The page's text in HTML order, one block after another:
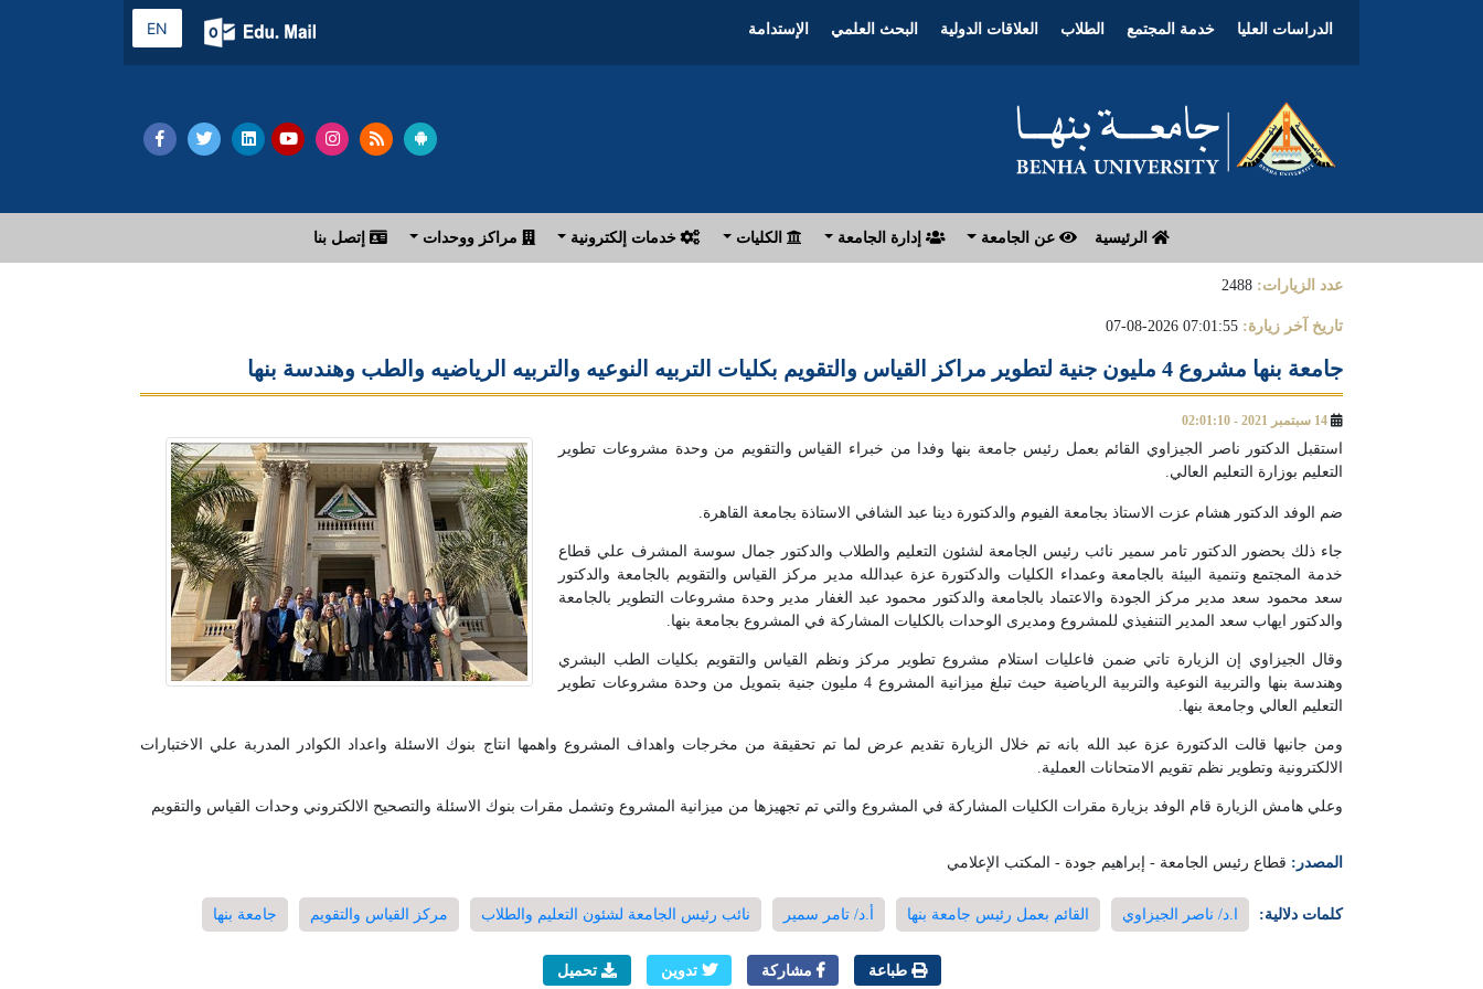
الدراسات العليا خدمة المجتمع الطلاب العلاقات الدولية البحث العلمي الإستدامة EN
الرئيسية عن الجامعة إدارة الجامعة الكليات خدمات إلكترونية مراكز ووحدات إتصل بنا
عدد الزيارات: 2488
تاريخ آخر زيارة: 07:01:55 2026-08-07
جامعة بنها مشروع 4 مليون جنية لتطوير مراكز القياس والتقويم بكليات التربيه النوعيه والتربيه الرياضيه والطب وهندسة بنها
استقبل الدكتور ناصر الجيزاوي القائم بعمل رئيس جامعة بنها وفدا من خبراء القياس والتقويم من وحدة مشروعات تطوير
التعليم بوزارة التعليم العالي.
ضم الوفد الدكتور هشام عزت الاستاذ بجامعة الفيوم والدكتورة دينا عبد الشافي الاستاذة بجامعة القاهرة.
جاء ذلك بحضور الدكتور تامر سمير نائب رئيس الجامعة لشئون التعليم والطلاب والدكتور جمال سوسة المشرف علي قطاع
خدمة المجتمع وتنمية البيئة بالجامعة وعمداء الكليات والدكتورة عزة عبدالله مدير مركز القياس والتقويم بالجامعة والدكتور
سعد محمود سعد مدير مركز الجودة والاعتماد بالجامعة والدكتور محمود عبد الغفار مدير وحدة مشروعات التطوير بالجامعة
والدكتور ايهاب سعد المدير التنفيذي للمشروع ومديرى الوحدات بالكليات المشاركة في المشروع بجامعة بنها.
وقال الجيزاوي إن الزيارة تاتي ضمن فاعليات استلام مشروع تطوير مركز ونظم القياس والتقويم بكليات الطب البشري
وهندسة بنها والتربية النوعية والتربية الرياضية حيث تبلغ ميزانية المشروع 4 مليون جنية بتمويل من وحدة مشروعات تطوير
التعليم العالي وجامعة بنها.
ومن جانبها قالت الدكتورة عزة عبد الله بانه تم خلال الزيارة تقديم عرض لما تم تحقيقة من مخرجات واهداف المشروع واهمها انتاج بنوك الاسئلة واعداد الكوادر المدربة علي الاختبارات
الالكترونية وتطوير نظم تقويم الامتحانات العملية.
وعلي هامش الزيارة قام الوفد بزيارة مقرات الكليات المشاركة في المشروع والتي تم تجهيزها من ميزانية المشروع وتشمل مقرات بنوك الاسئلة والتصحيح الالكتروني وحدات القياس والتقويم
المصدر: قطاع رئيس الجامعة - إبراهيم جودة - المكتب الإعلامي
كلمات دلالية: ا.د/ ناصر الجيزاوي القائم بعمل رئيس جامعة بنها أ.د/ تامر سمير نائب رئيس الجامعة لشئون التعليم والطلاب مركز القياس والتقويم جامعة بنها
طباعة مشاركة تدوين تحميل